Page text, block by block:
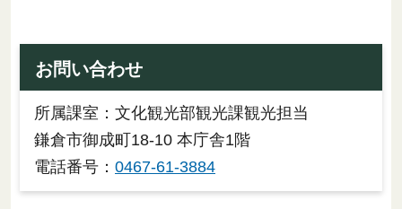
お問い合わせ
所属課室：文化観光部観光課観光担当
鎌倉市御成町18-10 本庁舎1階
電話番号： 0467-61-3884